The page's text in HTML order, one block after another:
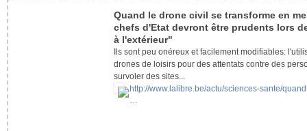
Quand le drone civil se transforme en
chefs d'Etat devront être prudents lors
à l'extérieur"
Ils sont peu onéreux et facilement modifiables:
drones de loisirs pour des attentats contre des
survoler des sites...
http://www.lalibre.be/actu/sciences-sante/
…